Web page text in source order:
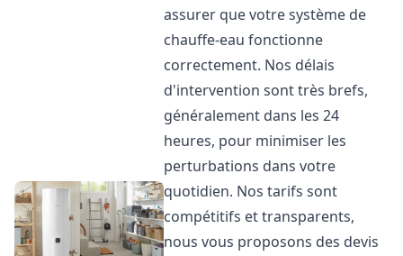
assurer que votre système de
chauffe-eau fonctionne
correctement. Nos délais
d'intervention sont très brefs,
généralement dans les 24
heures, pour minimiser les
perturbations dans votre
quotidien. Nos tarifs sont
compétitifs et transparents,
nous vous proposons des devis